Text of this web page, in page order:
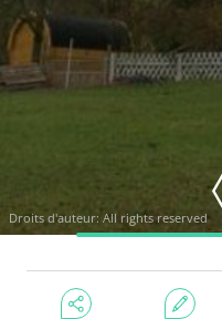
Droits d'auteur: All rights reserved